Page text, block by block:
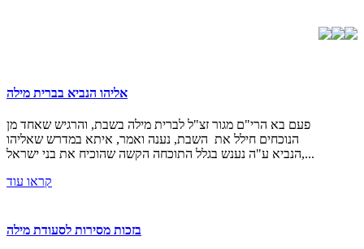
אליהו הנביא בברית מילה
פעם בא הרי"ם מגור זצ"ל לברית מילה בשבת, והרגיש שאחד מן
הנוכחים חילל את השבת, נענה ואמר, איתא במדרש שאליהו
הנביא ע"ה נענש בגלל התוכחה הקשה שהוכיח את בני ישראל,...
קראו עוד
בזכות מסירות לסעודת מילה